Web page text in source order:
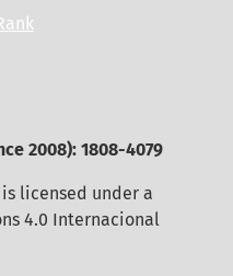
2008): 1808-4079
licensed under a
4.0 Internacional